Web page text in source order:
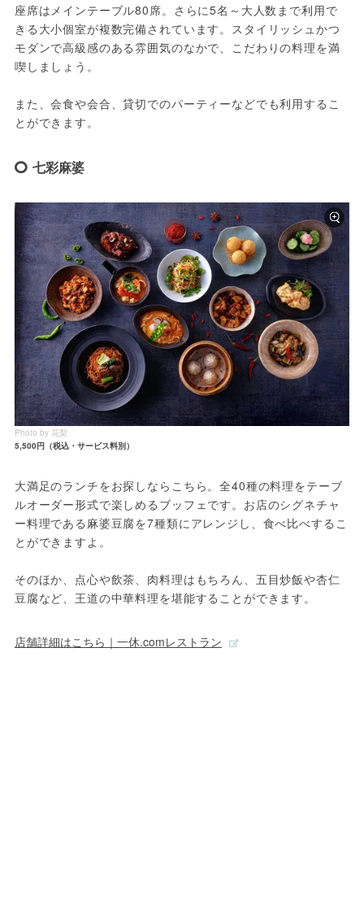
座席はメインテーブル80席。さらに5名～大人数まで利用で
きる大小個室が複数完備されています。スタイリッシュかつ
モダンで高級感のある雰囲気のなかで、こだわりの料理を満
喫しましょう。
また、会食や会合、貸切でのパーティーなどでも利用するこ
とができます。
七彩麻婆
Photo by 花梨
5,500円（税込・サービス料別）
大満足のランチをお探しならこちら。全40種の料理をテーブ
ルオーダー形式で楽しめるブッフェです。お店のシグネチャ
ー料理である麻婆豆腐を7種類にアレンジし、食べ比べするこ
とができますよ。
そのほか、点心や飲茶、肉料理はもちろん、五目炒飯や杏仁
豆腐など、王道の中華料理を堪能することができます。
店舗詳細はこちら｜一休.comレストラン